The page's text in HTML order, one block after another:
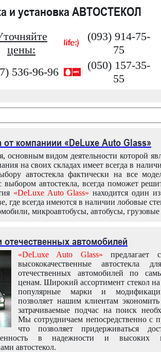
и установка АВТОСТЕКОЛ
цены:
(093) 914-75-
75
536-96-96
(050) 157-35-
55
компаниии «DeLuxe Auto Glass»
основным видом деятельности которой
на своих складах имеет всегда в
автостекла фактически на все
автостекла, всегда поможет
«DeLuxe Auto Glass» находится один
где всегда имеются в наличии лобовые
микроавтобусы, автобусы,
автомобилей
«DeLuxe Auto Glass» предлагает
высококачественные автостекла
отечественных автомобилей по
ценам. Широкий ассортимент стекол на
популярные марки и
позволяет нашим клиентам
затрачиваемые подчас на поиск
Мы сотрудничаем непосредственно с
что позволяет придерживаться
в надежности и высоких
автостекол.